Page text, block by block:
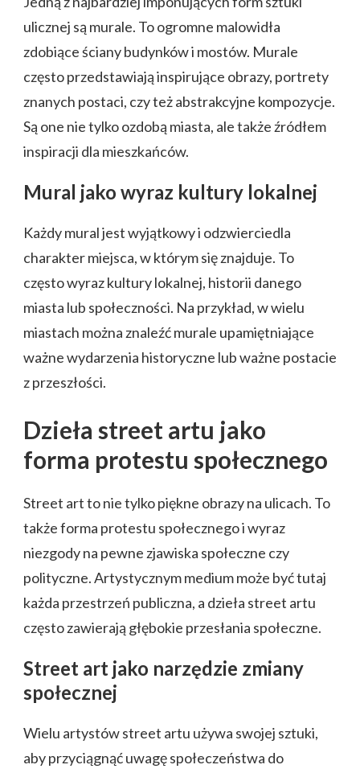
ulicznej są murale. To ogromne malowidła
zdobiące ściany budynków i mostów. Murale
często przedstawiają inspirujące obrazy, portrety
znanych postaci, czy też abstrakcyjne kompozycje.
Są one nie tylko ozdobą miasta, ale także źródłem
inspiracji dla mieszkańców.
Mural jako wyraz kultury lokalnej
Każdy mural jest wyjątkowy i odzwierciedla
charakter miejsca, w którym się znajduje. To
często wyraz kultury lokalnej, historii danego
miasta lub społeczności. Na przykład, w wielu
miastach można znaleźć murale upamiętniające
ważne wydarzenia historyczne lub ważne postacie
z przeszłości.
Dzieła street artu jako
forma protestu społecznego
Street art to nie tylko piękne obrazy na ulicach. To
także forma protestu społecznego i wyraz
niezgody na pewne zjawiska społeczne czy
polityczne. Artystycznym medium może być tutaj
każda przestrzeń publiczna, a dzieła street artu
często zawierają głębokie przesłania społeczne.
Street art jako narzędzie zmiany
społecznej
Wielu artystów street artu używa swojej sztuki,
aby przyciągnąć uwagę społeczeństwa do